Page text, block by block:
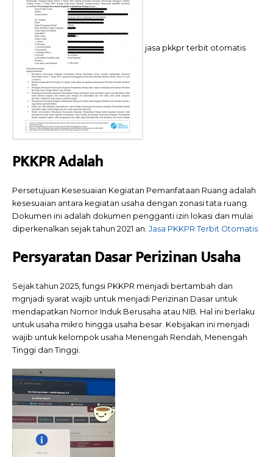
jasa pkkpr terbit otomatis
PKKPR Adalah
Persetujuan Kesesuaian Kegiatan Pemanfataan Ruang adalah
kesesuaian antara kegiatan usaha dengan zonasi tata ruang.
Dokumen ini adalah dokumen pengganti izin lokasi dan mulai
diperkenalkan sejak tahun 2021 an. Jasa PKKPR Terbit Otomatis
Persyaratan Dasar Perizinan Usaha
Sejak tahun 2025, fungsi PKKPR menjadi bertambah dan
mgnjadi syarat wajib untuk menjadi Perizinan Dasar untuk
mendapatkan Nomor Induk Berusaha atau NIB. Hal ini berlaku
untuk usaha mikro hingga usaha besar. Kebijakan ini menjadi
wajib untuk kelompok usaha Menengah Rendah, Menengah
Tinggi dan Tinggi.